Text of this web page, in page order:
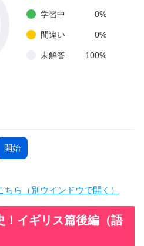
ら（別ウインドウで開く）
！イギリス篇後編（語